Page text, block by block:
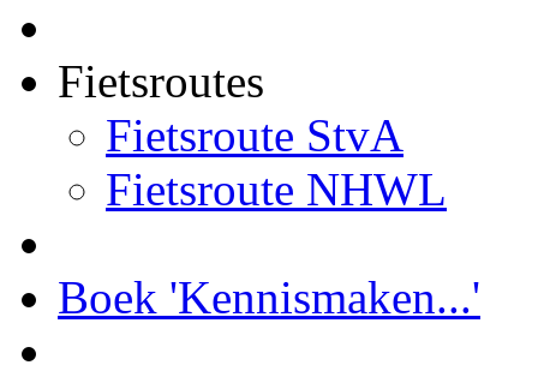
Fietsroutes
Fietsroute StvA
Fietsroute NHWL
Boek 'Kennismaken...'